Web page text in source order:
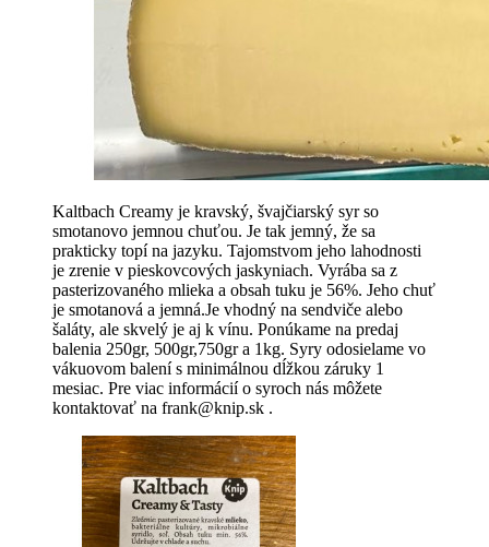
Kaltbach Creamy je kravský, švajčiarský syr so
smotanovo jemnou chuťou. Je tak jemný, že sa
prakticky topí na jazyku. Tajomstvom jeho lahodnosti
je zrenie v pieskovcových jaskyniach. Vyrába sa z
pasterizovaného mlieka a obsah tuku je 56%. Jeho chuť
je smotanová a jemná.Je vhodný na sendviče alebo
šaláty, ale skvelý je aj k vínu. Ponúkame na predaj
balenia 250gr, 500gr,750gr a 1kg. Syry odosielame vo
vákuovom balení s minimálnou dĺžkou záruky 1
mesiac. Pre viac informácií o syroch nás môžete
kontaktovať na frank@knip.sk .